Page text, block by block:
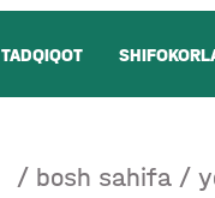
TADQIQOT
bosh sahifa